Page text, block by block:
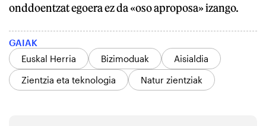
onddoentzat egoera ez da «oso aproposa» izango.
GAIAK
Euskal Herria
Bizimoduak
Aisialdia
Zientzia eta teknologia
Natur zientziak